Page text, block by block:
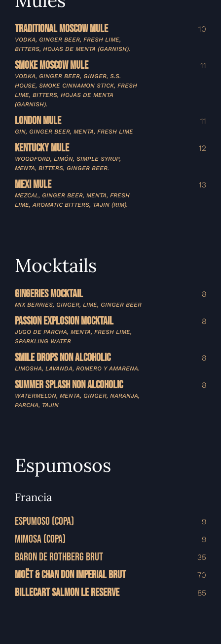
TRADITIONAL MOSCOW MULE
VODKA, GINGER BEER, FRESH LIME,
BITTERS, HOJAS DE MENTA (GARNISH).
10
SMOKE MOSCOW MULE
VODKA, GINGER BEER, GINGER, S.S.
HOUSE, SMOKE CINNAMON STICK, FRESH
LIME, BITTERS, HOJAS DE MENTA
(GARNISH).
11
LONDON MULE
GIN, GINGER BEER, MENTA, FRESH LIME
11
KENTUCKY MULE
WOODFORD, LIMÓN, SIMPLE SYRUP,
MENTA, BITTERS, GINGER BEER.
12
MEXI MULE
MEZCAL, GINGER BEER, MENTA, FRESH
LIME, AROMATIC BITTERS, TAJIN (RIM).
13
Mocktails
GINGERIES MOCKTAIL
MIX BERRIES, GINGER, LIME, GINGER BEER
8
PASSION EXPLOSION MOCKTAIL
JUGO DE PARCHA, MENTA, FRESH LIME,
SPARKLING WATER
8
SMILE DROPS NON ALCOHOLIC
LIMOSHA, LAVANDA, ROMERO Y AMARENA.
8
SUMMER SPLASH NON ALCOHOLIC
WATERMELON, MENTA, GINGER, NARANJA,
PARCHA, TAJIN
8
Espumosos
Francia
ESPUMOSO (COPA) 9
MIMOSA (COPA) 9
BARON DE ROTHBERG BRUT 35
MOËT & CHAN DON IMPERIAL BRUT 70
BILLECART SALMON LE RESERVE 85